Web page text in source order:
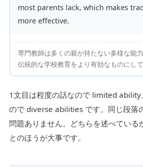
most parents lack, which makes
more effective.
専門教師は多くの親が持たない多様な能
伝統的な学校教育をより有効なものにし
1文目は程度の話なので limited ability
ので diverse abilities です。同じ段落
問題ありません。どちらを述べている
とのほうが大事です。